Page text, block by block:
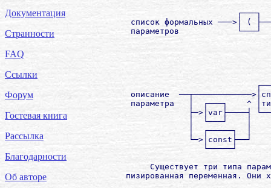
Документация
Странности
FAQ
Ссылки
Форум
Гостевая книга
Рассылка
Благодарности
Об авторе
┌───┐
список формальных ───>│ (
параметров            └───┘
описание
параметра   │  ┌───┐    ^
├─>│var├────┤
│  └───┘    │
│  ┌─────┐  │
└─>│const├──┘
                        └─────┘
Существует три типа
пизированная переменная. Они